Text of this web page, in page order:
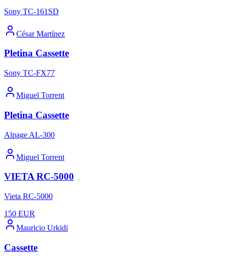
Sony TC-161SD
César Martínez
Pletina Cassette
Sony TC-FX77
Miguel Torrent
Pletina Cassette
Alpage AL-300
Miguel Torrent
VIETA RC-5000
Vieta RC-5000
150 EUR
Mauricio Urkidi
Cassette